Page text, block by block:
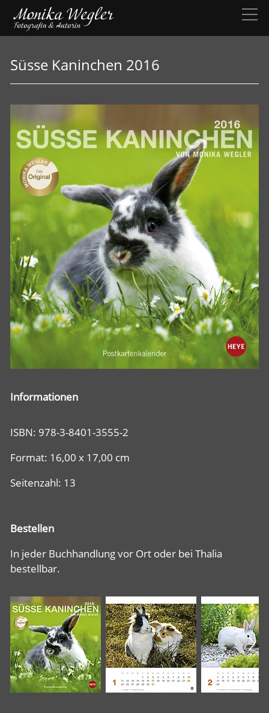
Süsse Kaninchen 2016
Informationen
ISBN: 978-3-8401-3555-2
Format: 16,00 x 17,00 cm
Seitenzahl: 13
Bestellen
In jeder Buchhandlung vor Ort oder bei Thalia
bestellbar.